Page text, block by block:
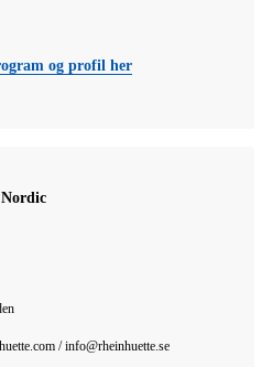
og profil her
/ info@rheinhuette.se